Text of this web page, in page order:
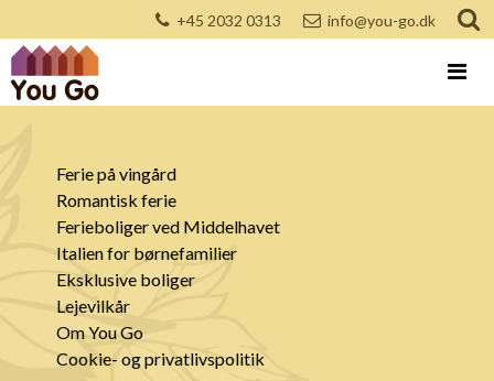
+45 2032 0313 info@you-go.dk
Ferie på vingård
Romantisk ferie
Ferieboliger ved Middelhavet
Italien for børnefamilier
Eksklusive boliger
Lejevilkår
Om You Go
Cookie- og privatlivspolitik